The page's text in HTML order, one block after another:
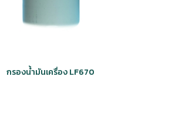
กรองน้ำมันเครื่อง LF670